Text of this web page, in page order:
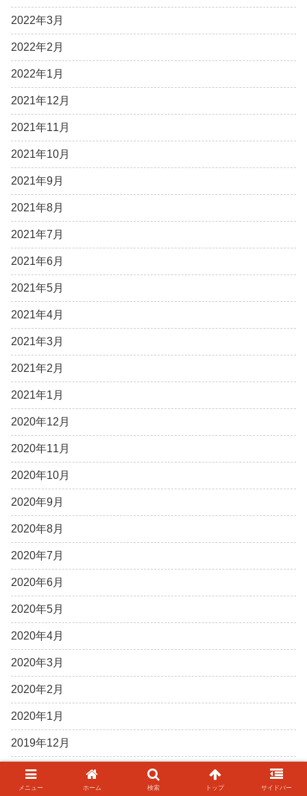
2022年3月
2022年2月
2022年1月
2021年12月
2021年11月
2021年10月
2021年9月
2021年8月
2021年7月
2021年6月
2021年5月
2021年4月
2021年3月
2021年2月
2021年1月
2020年12月
2020年11月
2020年10月
2020年9月
2020年8月
2020年7月
2020年6月
2020年5月
2020年4月
2020年3月
2020年2月
2020年1月
2019年12月
2019年11月
メニュー ホーム 検索 トップ サイドバー